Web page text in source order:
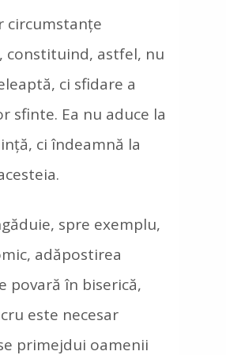
circumstanţe
constituind, astfel, nu
ci sfidare a
sfinte. Ea nu aduce la
ci îndeamnă la
spre exemplu,
adăpostirea
povară în biserică,
este necesar
primejdui oamenii